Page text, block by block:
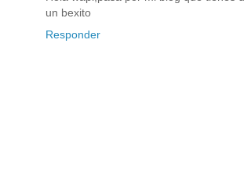
un bexito
Responder